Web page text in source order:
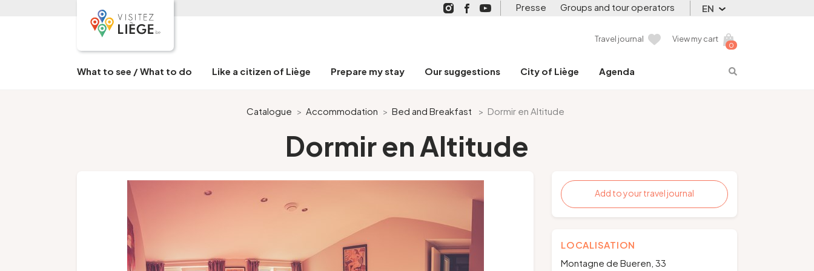
Presse Groups and tour operators EN
Travel journal
0
View my cart
What to see / What to do Like a citizen of Liège Prepare my stay Our suggestions City of Liège Agenda
Catalogue > Accommodation > Bed and Breakfast > Dormir en Altitude
Dormir en Altitude
Add to your travel journal
LOCALISATION
Montagne de Bueren, 33